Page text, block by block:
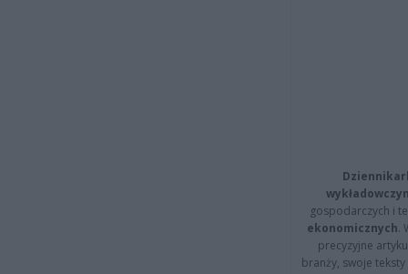
gospodarczych i
ekonomicznych.
precyzyjne
branży, swoje